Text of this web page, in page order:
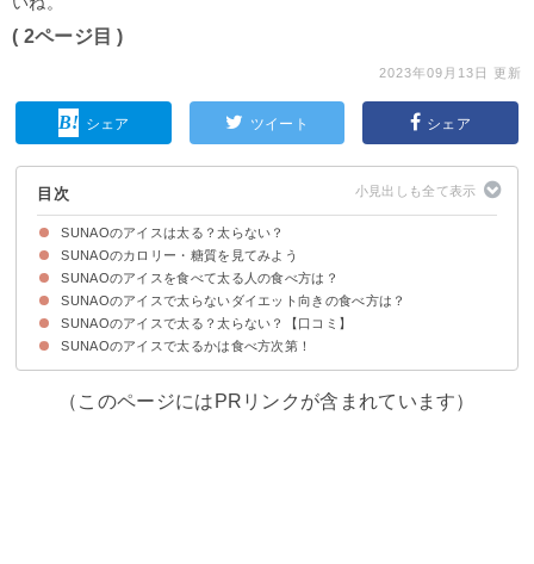
( 2ページ目 )
2023年09月13日 更新
シェア ツイート シェア
目次
SUNAOのアイスは太る？太らない？
SUNAOのアイスで太るかは食べ方次第
SUNAOのカロリー・糖質を見てみよう
SUNAOのアイスは1個80kcalと低い
SUNAOのアイスを食べて太る人の食べ方は？
①SUNAOのアイスを食べすぎている
②SUNAOのアイスを夜寝る前に食べている
③SUNAOのアイス以外の食生活が乱れている
SUNAOのアイスで太らないダイエット向きの食べ方は？
①毎日食べるなら多くても2個までにする
②SUNAOのアイスの他にタンパク質を摂る
SUNAOのアイスで太る？太らない？【口コミ】
SUNAOのアイスで太る・太ったという口コミ
SUNAOのアイスは太らない・痩せたという口コミ
SUNAOのアイスで太るかは食べ方次第！
（このページにはPRリンクが含まれています）